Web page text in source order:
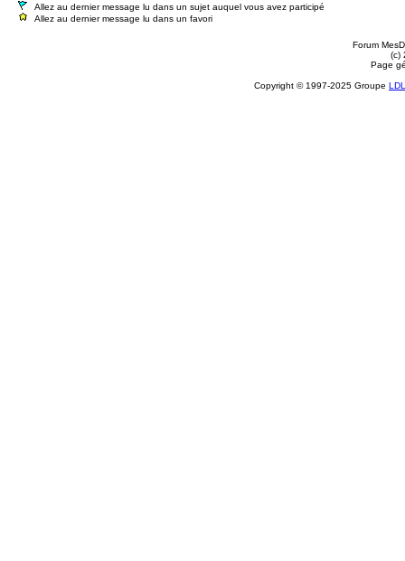
Allez au dernier message lu dans un sujet auquel vous avez participé
Allez au dernier message lu dans un favori
Forum
(c)
Page
Copyright © 1997-2025 Groupe